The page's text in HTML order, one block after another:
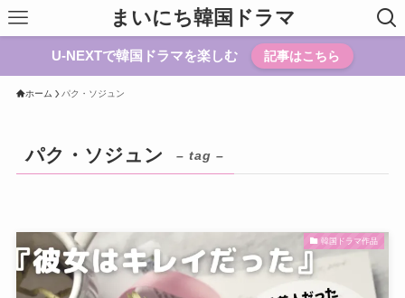
まいにち韓国ドラマ
U-NEXTで韓国ドラマを楽しむ 記事はこちら
ホーム パク・ソジュン
パク・ソジュン – tag –
韓国ドラマ作品